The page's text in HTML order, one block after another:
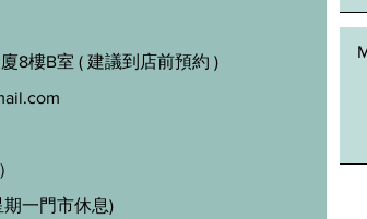
8樓B室 ( 建議到店前預約 )
期一門市休息)